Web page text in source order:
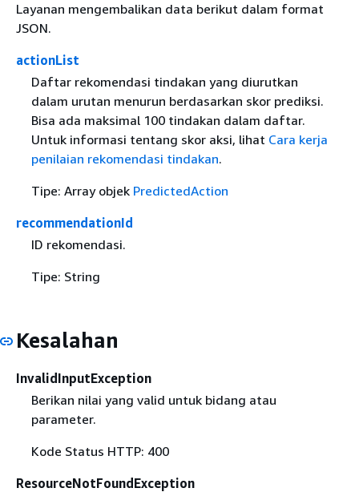
Layanan mengembalikan data berikut dalam format
JSON.
actionList
Daftar rekomendasi tindakan yang diurutkan
dalam urutan menurun berdasarkan skor prediksi.
Bisa ada maksimal 100 tindakan dalam daftar.
Untuk informasi tentang skor aksi, lihat Cara kerja
penilaian rekomendasi tindakan.
Tipe: Array objek PredictedAction
recommendationId
ID rekomendasi.
Tipe: String
Kesalahan
InvalidInputException
Berikan nilai yang valid untuk bidang atau
parameter.
Kode Status HTTP: 400
ResourceNotFoundException